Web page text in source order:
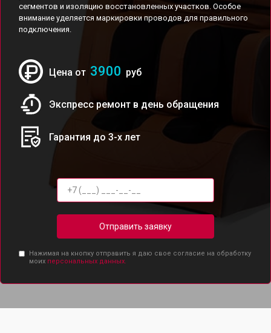
сегментов и изоляцию восстановленных участков. Особое
внимание уделяется маркировки проводов для правильного
подключения.
Цена от 3900 руб
Экспресс ремонт в день обращения
Гарантия до 3-х лет
Отправить заявку
Нажимая на кнопку отправить я даю свое согласие на обработку
моих персональных данных.